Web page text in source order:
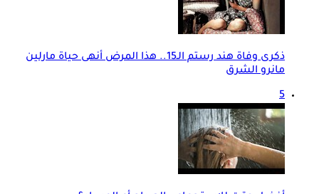
ذكرى وفاة هند رستم الـ15.. هذا المرض أنهى حياة مارلين
مانرو الشرق
5